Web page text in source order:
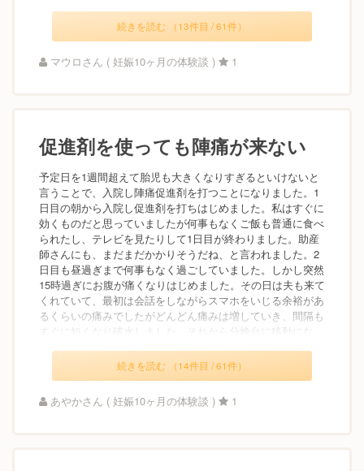
続きを読む （13件目 / 61件）
マウロさん ( 妊娠10ヶ月の体験談 ) 1
促進剤を使っても陣痛が来ない
予定日を1週間超えて胎児も大きくなりすぎるといけないと
言うことで、入院し陣痛促進剤を打つことになりました。1
日目の朝から入院し促進剤を打ちはじめました。私はすぐに
効くものだと思っていましたが何事もなくご飯も普通に食べ
られたし、テレビを見たりして1日目が終わりました。助産
師さんにも、まだまだかかりそうだね、と言われました。2
日目も昼過ぎまで何事もなく過ごしていました。しかし突然
15時過ぎにお腹が痛くなりはじめました。その日は夫も来て
くれていて、最初は会話をしながらスマホをいじる余裕があ
るくらいの痛みでしたがどんどん痛みは増していき、間隔も
すぐに短くなり破水しました。それから分娩台に移動にな...
続きを読む （14件目 / 61件）
あやかさん ( 妊娠10ヶ月の体験談 ) 1